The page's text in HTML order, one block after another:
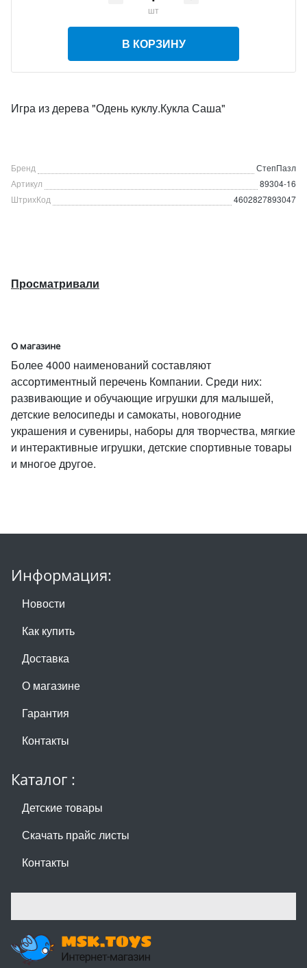
шт
В КОРЗИНУ
Игра из дерева "Одень куклу.Кукла Саша"
Бренд
СтепПазл
Артикул
89304-16
ШтрихКод
4602827893047
Просматривали
О магазине
Более 4000 наименований составляют
ассортиментный перечень Компании. Среди них:
развивающие и обучающие игрушки для малышей,
детские велосипеды и самокаты, новогодние
украшения и сувениры, наборы для творчества, мягкие
и интерактивные игрушки, детские спортивные товары
и многое другое.
Информация:
Новости
Как купить
Доставка
О магазине
Гарантия
Контакты
Каталог :
Детские товары
Скачать прайс листы
Контакты